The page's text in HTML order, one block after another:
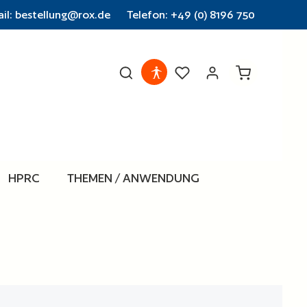
bestellung@rox.de Telefon: +49 (0) 8196 750
Warenkorb
HPRC THEMEN / ANWENDUNG